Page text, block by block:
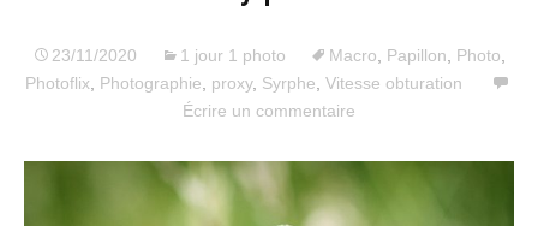
23/11/2020 1 jour 1 photo Macro Papillon Photo
Photoflix
Photographie proxy, Syrphe Vitesse obturation
Écrire un commentaire